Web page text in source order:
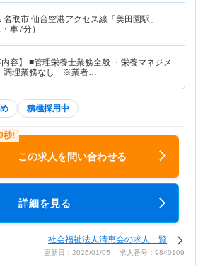
名取市 仙台空港アクセス線「美田園駅」
・車7分）
内容】 ■管理栄養士業務全般 ・栄養マネジメ
調理業務なし ※業者…
積極採用中
この求人を問い合わせる
詳細を見る
社会福祉法人清恵会の求人一覧
更新日：2026/01/05 求人番号：9840109